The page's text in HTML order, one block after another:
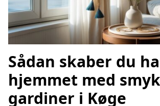
Sådan skaber du
hjemmet med
gardiner i Køge